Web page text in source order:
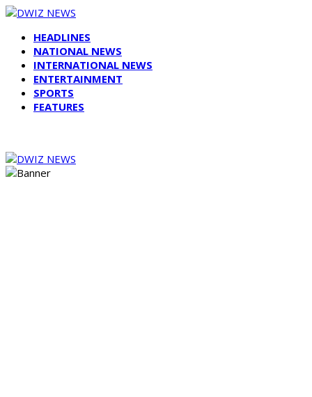
HEADLINES
NATIONAL NEWS
INTERNATIONAL NEWS
ENTERTAINMENT
SPORTS
FEATURES